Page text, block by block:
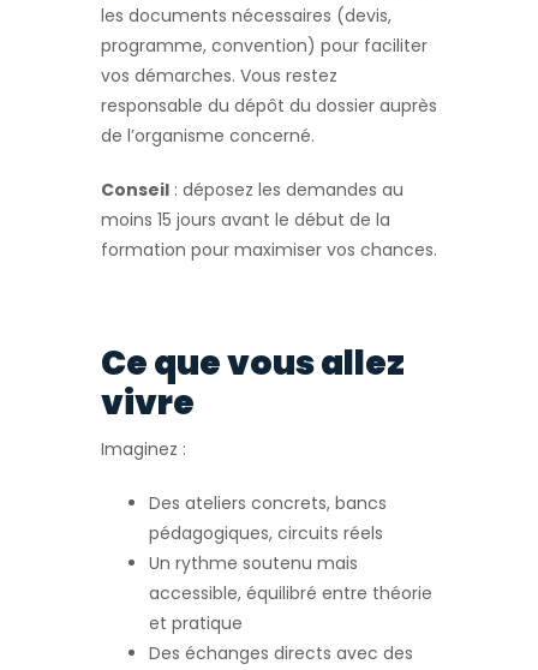
les documents nécessaires (devis,
programme, convention) pour faciliter
vos démarches. Vous restez
responsable du dépôt du dossier auprès
de l’organisme concerné.
Conseil : déposez les demandes au
moins 15 jours avant le début de la
formation pour maximiser vos chances.
Ce que vous allez
vivre
Imaginez :
Des ateliers concrets, bancs
pédagogiques, circuits réels
Un rythme soutenu mais
accessible, équilibré entre théorie
et pratique
Des échanges directs avec des